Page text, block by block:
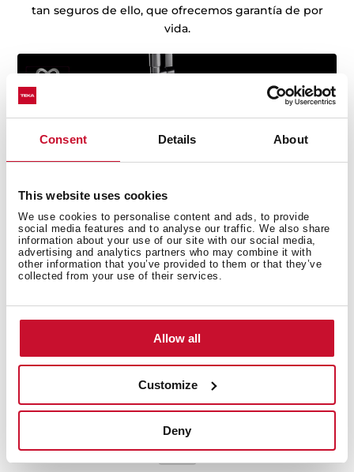
Consent Details About
This website uses cookies
We use cookies to personalise content and ads, to provide
social media features and to analyse our traffic. We also share
information about your use of our site with our social media,
advertising and analytics partners who may combine it with
other information that you’ve provided to them or that they’ve
collected from your use of their services.
Allow all
Customize
Deny
tan seguros de ello, que ofrecemos garantía de por
vida.
Detalles técnicos